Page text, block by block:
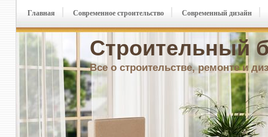
Строительный
Все о строительстве, ремонте и
Главная Современное строительство Современный дизайн